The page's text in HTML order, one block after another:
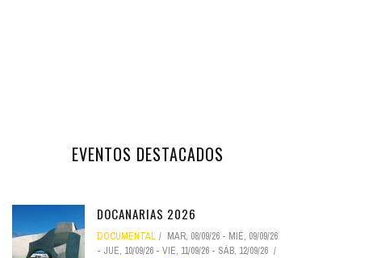
EVENTOS DESTACADOS
DOCANARIAS 2026
DOCUMENTAL MAR, 08/09/26 - MIÉ, 09/09/26
- JUE, 10/09/26 - VIE, 11/09/26 - SÁB, 12/09/26